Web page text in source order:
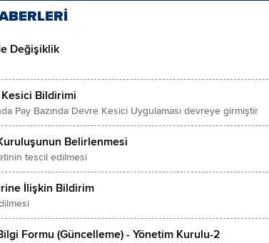
Değişiklik
Kesici Bildirimi
Pay Bazında Devre Kesici Uygulaması devreye girmiştir
Belirlenmesi
tescil edilmesi
İlişkin Bildirim
Formu (Güncelleme) - Yönetim Kurulu-2